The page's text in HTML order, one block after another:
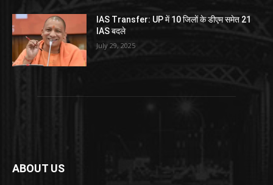
IAS Transfer: UP में 10 जिलों के डीएम समेत 21
IAS बदले
July 29, 2025
ABOUT US